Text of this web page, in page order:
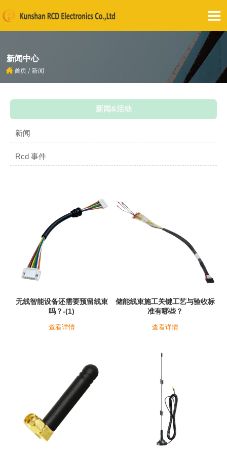

新闻中心
 首页 / 新闻
新闻&活动
新闻
Rcd 事件
无线智能设备还需要预留线束
吗？-(1)
查看详情
储能线束施工关键工艺与验收标
准有哪些？
查看详情